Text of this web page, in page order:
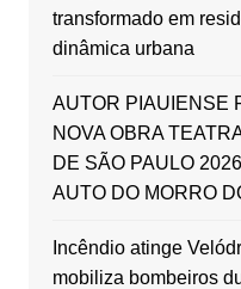
transformado em
dinâmica urbana
AUTOR PIAUIENSE
NOVA OBRA
DE SÃO PAULO
AUTO DO MORRO
Incêndio atinge
mobiliza bombeiros